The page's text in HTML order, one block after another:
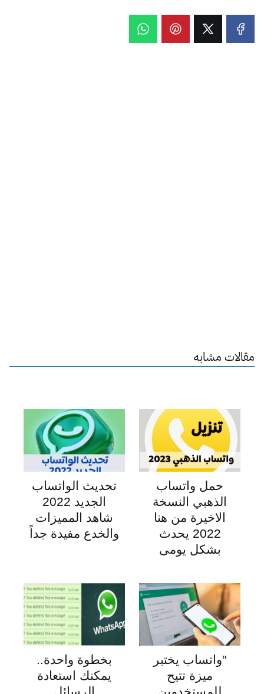
مقالات مشابه
حمل واتساب
الذهبي النسخة
الاخيرة من هنا
2022 يحدث
بشكل يومى
تحديث الواتساب
الجديد 2022
شاهد المميزات
والخدع مفيدة جداً
"واتساب يختبر
ميزة تتيح
للمستخدمين
بخطوة واحدة..
يمكنك استعادة
الرسائل